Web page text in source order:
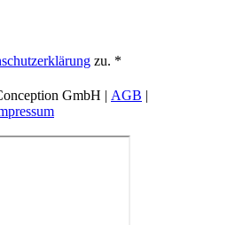
zu. *
GmbH | AGB |